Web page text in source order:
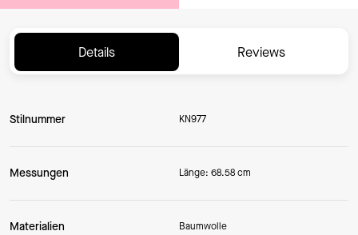
Details Reviews
Stilnummer KN977
Messungen Länge: 68.58 cm
Materialien Baumwolle